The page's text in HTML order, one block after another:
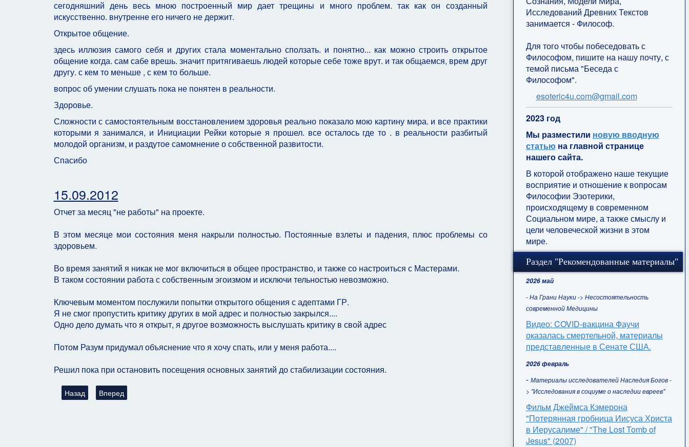
сегодняшний день весь мною построенный мир дает трещины и много проблем. так как он созданный
искусственно. внутренне его ничего не держит.
Открытое общение.
здесь иллюзия самого себя и других стала моментально сползать. и понятно... как можно строить открытое
общение когда. сам сабе врешь. значит притягиваешь людей которые себе тоже врут. и так общаемся, врем друг
другу. с кем то меньше , с кем то больше.
вопрос об умении слушать пока не понятен в реальности.
Здоровье.
Сложности с самостоятельным восстановлением здоровья реально показало мою картину мира. и все практики
которыми я занимался, и Инициации Рейки которые я прошел. все осталось где то . в реальности разбитый
молодой организм, и раздутое самомнение о собственной развитости.
Спасибо
15.09.2012
Отчет за месяц "не работы" на проекте.
В этом месяце мои состояния меня накрыли полностью. Постоянные взлеты и падения, плюс проблемы со
здоровьем.
Во время занятий я никак не мог включиться в общее пространство, и также со настроиться с Мастерами.
В таком состоянии работа с собственным эгоизмом и исключи тельностью невозможно.
Ключевым моментом послужили попытки открытого общения с адептами ГР.
Я не смог пропустить критику других в мой адрес и полностью закрылся....
Одно дело думать что я открыт, я другое возможность выслушать критику в свой адрес
Потом Разум придумал объяснение что я хочу спать, или у меня работа....
Решил пока при остановить посещения основных занятий до стабилизации состояния.
Предыдущий: Отчет о Работе в Летнем Лагере - Диана
Назад Следующий: Отчет о Работе в Летнем Лагере - Гирру
Вперед
Исследований Древних Текстов
занимается - Философ.
Для того чтобы побеседовать с
Философом, пишите на нашу почту, с
темой письма "Беседа с
Философом".
esoteric4u.com@gmail.com
2023 год
Мы разместили новую вводную
статью на главной странице
нашего сайта.
В которой отображено наше текущие
восприятие и отношение к вопросам
Философии Эзотерики,
происходящему в современном
Социальном мире, а также смыслу и
цели человеческой жизни в этом
мире.
Раздел "Рекомендованные материалы"
2026 май
- На Грани Науки -> Несостоятельность
современной Медицины
Видео: COVID-вакцина Фаучи
оказалась смертельной, материалы
представленные в Сенате США.
2026 февраль
- Материалы исследователей Наследия Богов -
> "Исследования в социуме о наследии евреев"
Фильм Джеймса Кэмерона
"Потерянная гробница Иисуса Христа
в Иерусалиме" / "The Lost Tomb of
Jesus" (2007)